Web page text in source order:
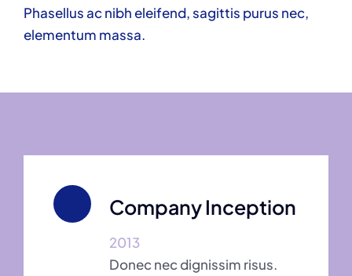
Phasellus ac nibh eleifend, sagittis purus nec,
elementum massa.
Company Inception
2013
Donec nec dignissim risus.